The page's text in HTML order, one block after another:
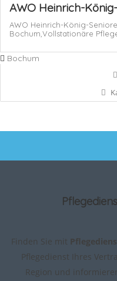
AWO Heinrich-
AWO Heinrich-König-
Bochum,Vollstationäre
Bochum
Finden Sie mit
Pflegedienst Ihres
Region und